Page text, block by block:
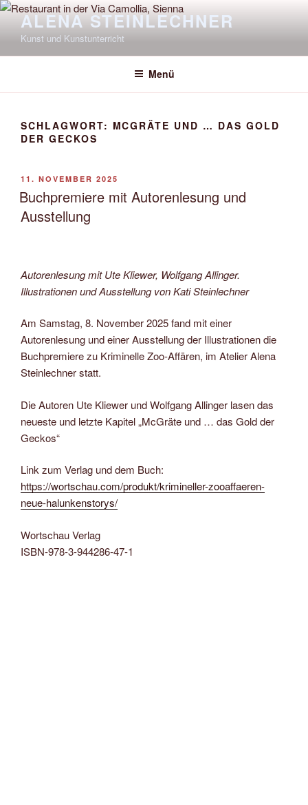
Zum
Inhalt
springen
ALENA STEINLECHNER
Kunst und Kunstunterricht
Menü
SCHLAGWORT: MCGRÄTE UND … DAS GOLD
DER GECKOS
VERÖFFENTLICHT
AM
11. NOVEMBER 2025
Buchpremiere mit Autorenlesung und
Ausstellung
Autorenlesung mit Ute Kliewer, Wolfgang Allinger.
Illustrationen und Ausstellung von Kati Steinlechner
Am Samstag, 8. November 2025 fand mit einer
Autorenlesung und einer Ausstellung der Illustrationen die
Buchpremiere zu Kriminelle Zoo-Affären, im Atelier Alena
Steinlechner statt.
Die Autoren Ute Kliewer und Wolfgang Allinger lasen das
neueste und letzte Kapitel „McGräte und … das Gold der
Geckos“
Link zum Verlag und dem Buch:
https://wortschau.com/produkt/krimineller-zooaffaeren-
neue-halunkenstorys/
Wortschau Verlag
ISBN-978-3-944286-47-1